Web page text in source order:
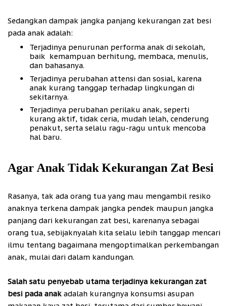
Sedangkan dampak jangka panjang kekurangan zat besi
pada anak adalah:
Terjadinya penurunan performa anak di sekolah,
baik kemampuan berhitung, membaca, menulis,
dan bahasanya.
Terjadinya perubahan attensi dan sosial, karena
anak kurang tanggap terhadap lingkungan di
sekitarnya.
Terjadinya perubahan perilaku anak, seperti
kurang aktif, tidak ceria, mudah lelah, cenderung
penakut, serta selalu ragu-ragu untuk mencoba
hal baru.
Agar Anak Tidak Kekurangan Zat Besi
Rasanya, tak ada orang tua yang mau mengambil resiko
anaknya terkena dampak jangka pendek maupun jangka
panjang dari kekurangan zat besi, karenanya sebagai
orang tua, sebijaknyalah kita selalu lebih tanggap mencari
ilmu tentang bagaimana mengoptimalkan perkembangan
anak, mulai dari dalam kandungan.
Salah satu penyebab utama terjadinya kekurangan zat
besi pada anak adalah kurangnya konsumsi asupan